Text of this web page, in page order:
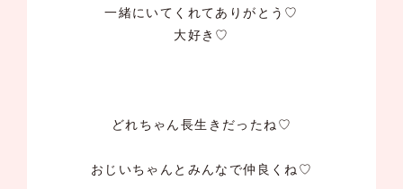
一緒にいてくれてありがとう♡
大好き♡
どれちゃん長生きだったね♡
おじいちゃんとみんなで仲良くね♡